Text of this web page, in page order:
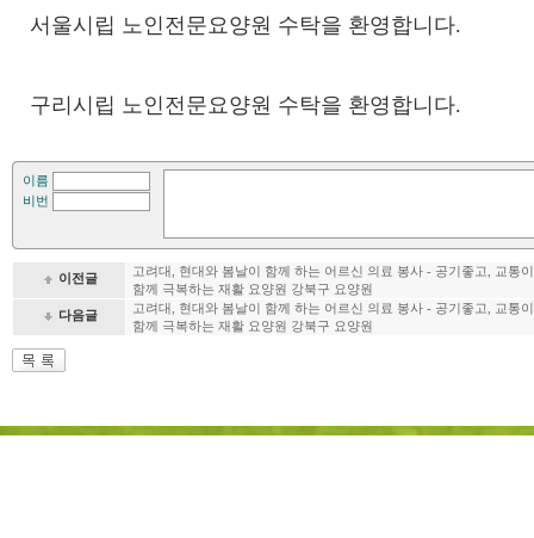
서울시립 노인전문요양원 수탁을 환영합니다.
구리시립 노인전문요양원 수탁을 환영합니다.
이름
비번
이전글
고려대, 현대와 봄날이 함께 하는 어르신 의료 봉사 - 공기좋고, 교통
함께 극복하는 재활 요양원 강북구 요양원
다음글
고려대, 현대와 봄날이 함께 하는 어르신 의료 봉사 - 공기좋고, 교통
함께 극복하는 재활 요양원 강북구 요양원